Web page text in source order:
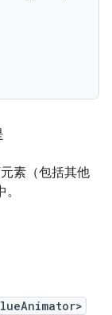
素（包括其他